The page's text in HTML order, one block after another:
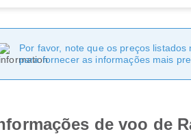
Por favor, note que os preços
para fornecer as informações mais
de voo de